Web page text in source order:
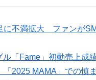
に不満拡大 ファンが
ル「Fame」初動売上成
「2025 MAMA」での慎